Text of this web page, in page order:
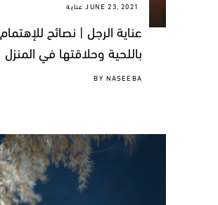
JUNE 23, 2021 عناية
عناية الرجل | نصائح للإهتمام
باللحية وحلاقتها في المنزل
BY NASEEBA